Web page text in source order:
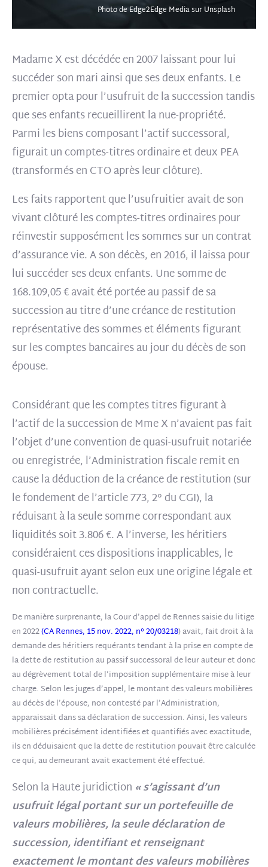
Photo de Edge2Edge Media sur Unsplash
Madame X est décédée en 2007 laissant pour lui
succéder son mari ainsi que ses deux enfants. Le
premier opta pour l’usufruit de la succession tandis
que ses enfants recueillirent la nue-propriété.
Parmi les biens composant l’actif successoral,
figurait un comptes-titres ordinaire et deux PEA
(transformés en CTO après leur clôture).
Les faits rapportent que l’usufruitier avait de son
vivant clôturé les comptes-titres ordinaires pour
réinvestir supposément les sommes sur un contrat
d’assurance vie. A son décès, en 2016, il laissa pour
lui succéder ses deux enfants. Une somme de
168.109,05 € avait été portée au passif de sa
succession au titre d’une créance de restitution
représentative des sommes et éléments figurant
sur les comptes bancaires au jour du décès de son
épouse.
Considérant que les comptes titres figurant à
l’actif de la succession de Mme X n’avaient pas fait
l’objet d’une convention de quasi-usufruit notariée
ou enregistrée, l’Administration fiscale remit en
cause la déduction de la créance de restitution (sur
le fondement de l’article 773, 2° du CGI), la
réduisant à la seule somme correspondant aux
liquidités soit 3.806 €. A l’inverse, les héritiers
considéraient ces dispositions inapplicables, le
quasi-usufruit ayant selon eux une origine légale et
non contractuelle.
De manière surprenante, la Cour d’appel de Rennes saisie du litige
en 2022(CA Rennes, 15 nov. 2022, n° 20/03218) avait, fait droit à la
demande des héritiers requérants tendant à la prise en compte de
la dette de restitution au passif successoral de leur auteur et donc
au dégrèvement total de l’imposition supplémentaire mise à leur
charge. Selon les juges d’appel, le montant des valeurs mobilières
au décès de l’épouse, non contesté par l’Administration,
apparaissait dans sa déclaration de succession. Ainsi, les valeurs
mobilières précisément identifiées et quantifiés avec exactitude,
ils en déduisaient que la dette de restitution pouvait être calculée
ce qui, au demeurant avait exactement été effectué.
Selon la Haute juridiction « s’agissant d’un
usufruit légal portant sur un portefeuille de
valeurs mobilières, la seule déclaration de
succession, identifiant et renseignant
exactement le montant des valeurs mobilières